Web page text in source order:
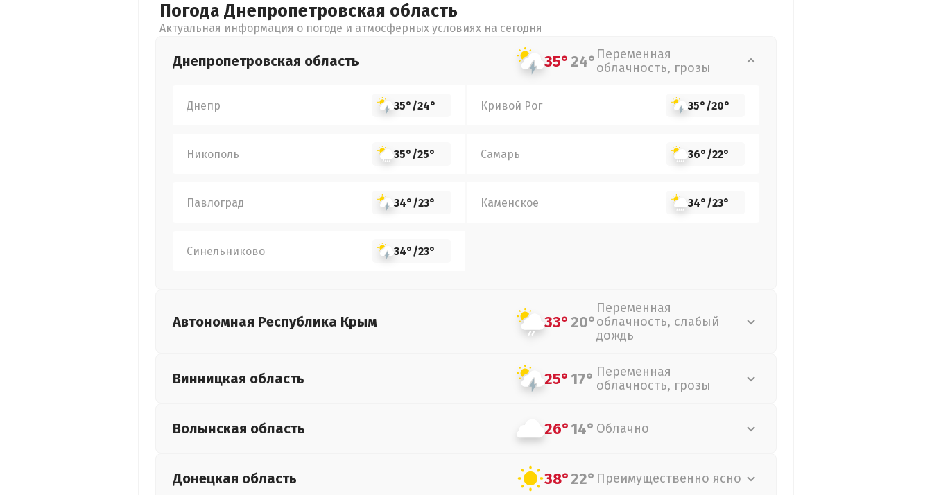
Погода Днепропетровская область
Актуальная информация о погоде и атмосферных условиях на сегодня
Днепропетровская область 35°24° Переменная
облачность, грозы
Днепр 35°/24° Кривой Рог 35°/20°
Никополь 35°/25° Самарь 36°/22°
Павлоград 34°/23° Каменское 34°/23°
Синельниково 34°/23°
Автономная Республика Крым 33°20°
Переменная
облачность, слабый
дождь
Винницкая область 25°17° Переменная
облачность, грозы
Волынская область 26°14° Облачно
Донецкая область 38°22° Преимущественно ясно